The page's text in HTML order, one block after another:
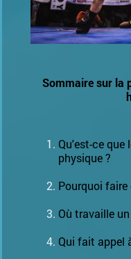
Sommaire sur la
Qu'est-ce que
physique ?
Pourquoi faire
Où travaille
Qui fait appel